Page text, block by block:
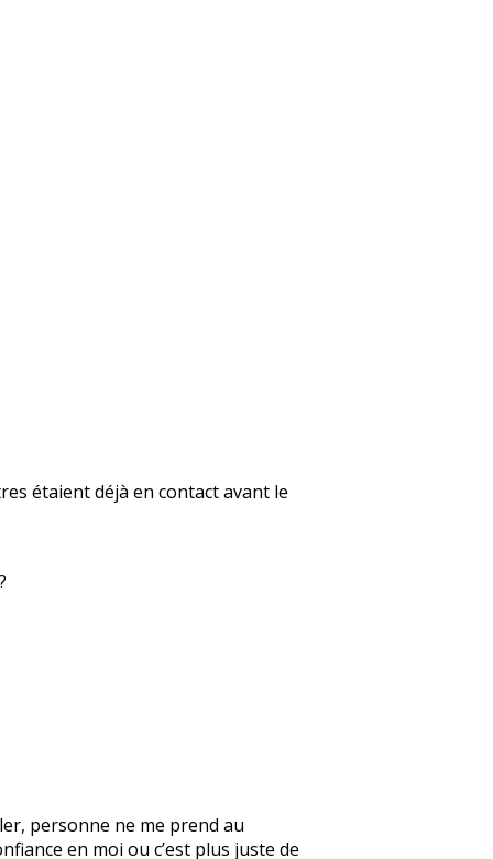
étaient déjà en contact avant le
personne ne me prend au
en moi ou c’est plus juste de